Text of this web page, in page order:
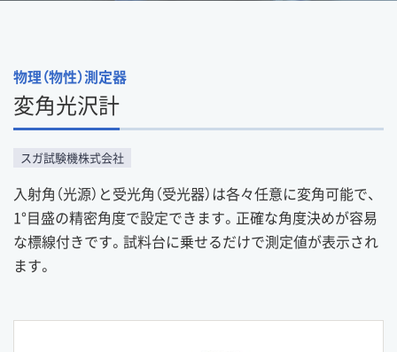
物理（物性）測定器
変角光沢計
スガ試験機株式会社
入射角（光源）と受光角（受光器）は各々任意に変角可能で、
1°目盛の精密角度で設定できます。正確な角度決めが容易
な標線付きです。試料台に乗せるだけで測定値が表示され
ます。